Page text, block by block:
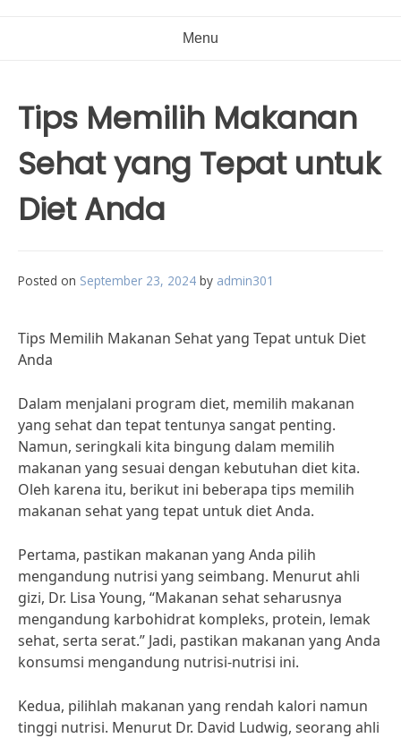
Menu
Tips Memilih Makanan
Sehat yang Tepat untuk
Diet Anda
Posted on September 23, 2024 by admin301
Tips Memilih Makanan Sehat yang Tepat untuk Diet
Anda
Dalam menjalani program diet, memilih makanan
yang sehat dan tepat tentunya sangat penting.
Namun, seringkali kita bingung dalam memilih
makanan yang sesuai dengan kebutuhan diet kita.
Oleh karena itu, berikut ini beberapa tips memilih
makanan sehat yang tepat untuk diet Anda.
Pertama, pastikan makanan yang Anda pilih
mengandung nutrisi yang seimbang. Menurut ahli
gizi, Dr. Lisa Young, “Makanan sehat seharusnya
mengandung karbohidrat kompleks, protein, lemak
sehat, serta serat.” Jadi, pastikan makanan yang Anda
konsumsi mengandung nutrisi-nutrisi ini.
Kedua, pilihlah makanan yang rendah kalori namun
tinggi nutrisi. Menurut Dr. David Ludwig, seorang ahli